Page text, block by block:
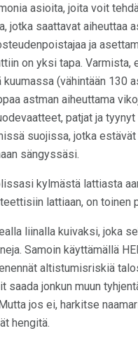
asioita, joita voit
jotka saattavat aiheuttaa
ja
on yksi tapa. Varmista,
kuumassa (vähintään 130
astman aiheuttama
patjat ja tyynyt
suojissa, jotka
sängyssäsi.
kylmästä lattiasta
lattiaan, on toinen
liinalla kuivaksi, joka
Samoin käyttämällä
altistumisriskiä
saada jonkun muun
jos ei, harkitse
hengitä.